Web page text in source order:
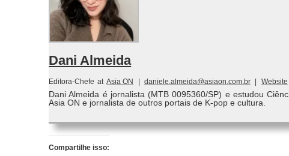
Dani Almeida
Editora-Chefe at Asia ON daniele.almeida@asiaon.com.br Website
Dani Almeida é jornalista (MTB 0095360/SP) e estudou
Asia ON e jornalista de outros portais de K-pop e cultura.
Compartilhe isso: